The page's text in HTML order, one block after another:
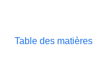
Table des matières